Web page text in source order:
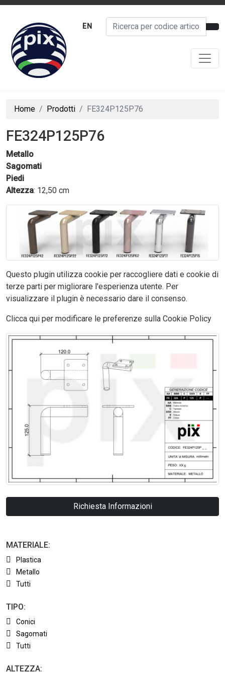
EN
Home Prodotti FE324P125P76
MATERIALE:
Plastica
Metallo
Tutti
TIPO:
Conici
Sagomati
Tutti
ALTEZZA:
FE324P125P76
Metallo
Sagomati
Piedi
Altezza: 12,50 cm
Questo plugin utilizza cookie per raccogliere dati e cookie di
terze parti per migliorare l'esperienza utente. Per
visualizzare il plugin è necessario dare il consenso.
Clicca qui per modificare le preferenze sulla Cookie Policy
Richiesta Informazioni